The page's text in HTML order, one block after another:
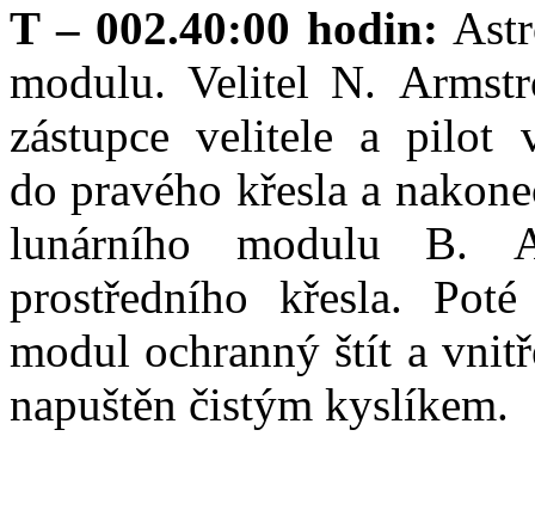
T – 002.40:00 hodin:
modulu. Velitel N.
zástupce velitele a pilot
do pravého křesla a
lunárního modulu B.
prostředního křesla.
modul ochranný štít a
napuštěn čistým kyslíkem.